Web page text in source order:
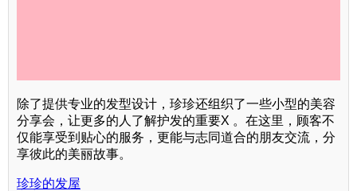
除了提供专业的发型设计，珍珍还组织了一些小型的美容
分享会，让更多的人了解护发的重要X 。在这里，顾客不
仅能享受到贴心的服务，更能与志同道合的朋友交流，分
享彼此的美丽故事。
珍珍的发屋